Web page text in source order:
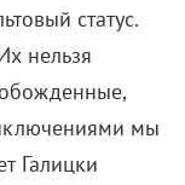
статус.
нельзя
мы
Галицки